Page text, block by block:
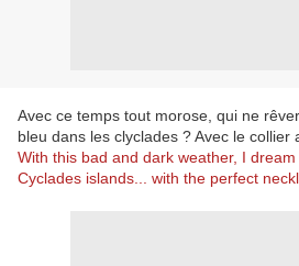
Avec ce temps tout morose, qui ne
bleu dans les clyclades ? Avec le collier
With this bad and dark weather, I
Cyclades islands... with the perfect